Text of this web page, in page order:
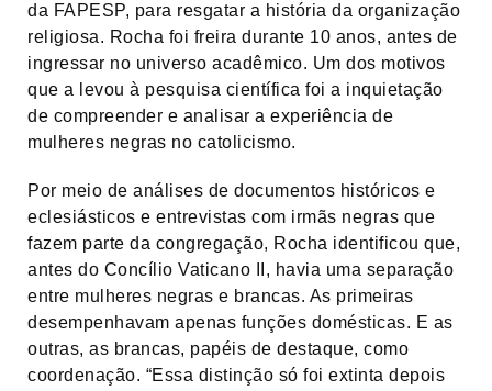
da FAPESP, para resgatar a história da organização
religiosa. Rocha foi freira durante 10 anos, antes de
ingressar no universo acadêmico. Um dos motivos
que a levou à pesquisa científica foi a inquietação
de compreender e analisar a experiência de
mulheres negras no catolicismo.
Por meio de análises de documentos históricos e
eclesiásticos e entrevistas com irmãs negras que
fazem parte da congregação, Rocha identificou que,
antes do Concílio Vaticano II, havia uma separação
entre mulheres negras e brancas. As primeiras
desempenhavam apenas funções domésticas. E as
outras, as brancas, papéis de destaque, como
coordenação. “Essa distinção só foi extinta depois